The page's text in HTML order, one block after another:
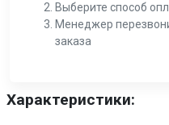
Выберите способ
Менеджер
заказа
Характеристики: